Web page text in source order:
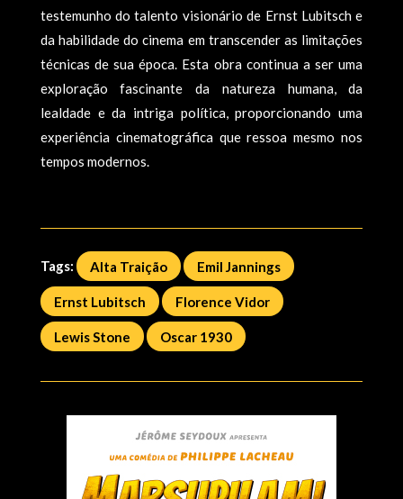
testemunho do talento visionário de Ernst Lubitsch e
da habilidade do cinema em transcender as limitações
técnicas de sua época. Esta obra continua a ser uma
exploração fascinante da natureza humana, da
lealdade e da intriga política, proporcionando uma
experiência cinematográfica que ressoa mesmo nos
tempos modernos.
Tags: Alta Traição Emil Jannings
Ernst Lubitsch Florence Vidor
Lewis Stone Oscar 1930